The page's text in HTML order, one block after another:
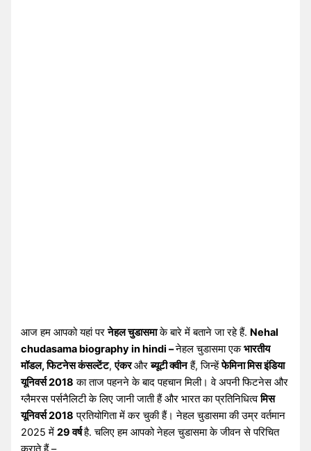
आज हम आपको यहां परनेहल चुडासमाके बारे में बताने जा रहे हैं. Nehal
chudasama biography in hindi –नेहल चुडासमा एकभारतीय
मॉडल, फिटनेस कंसल्टेंट,एंकरऔरब्यूटी क्वीनहैं, जिन्हेंफेमिना मिस इंडिया
यूनिवर्स 2018 का ताज पहनने के बाद पहचान मिली। वे अपनी फिटनेस और
ग्लैमरस पर्सनैलिटी के लिए जानी जाती हैं और भारत का प्रतिनिधित्वमिस
यूनिवर्स 2018 प्रतियोगिता में कर चुकी हैं। नेहल चुडासमा की उम्र वर्तमान
2025 में29 वर्षहै. चलिए हम आपको नेहल चुडासमा के जीवन से परिचित